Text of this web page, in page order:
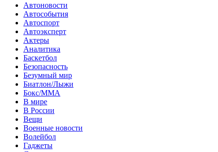
Автоновости
Автособытия
Автоспорт
Автоэксперт
Актеры
Аналитика
Баскетбол
Безопасность
Безумный мир
Биатлон/Лыжи
Бокс/MMA
В мире
В России
Вещи
Военные новости
Волейбол
Гаджеты